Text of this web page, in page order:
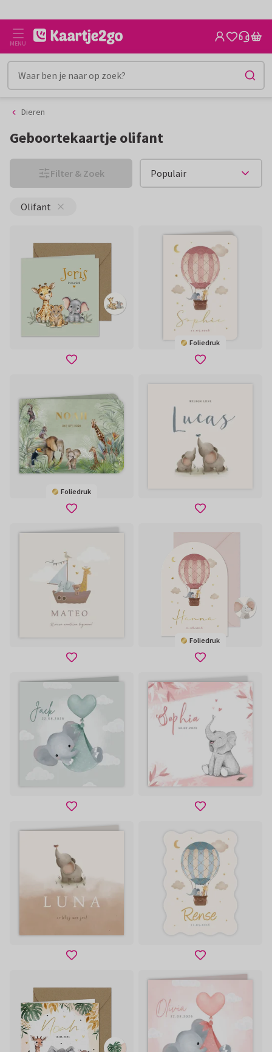
naar
inhoud
naar
het
filter
MENU
Dieren
Geboortekaartje olifant
Filter & Zoek
Olifant
Foliedruk
Foliedruk
Foliedruk